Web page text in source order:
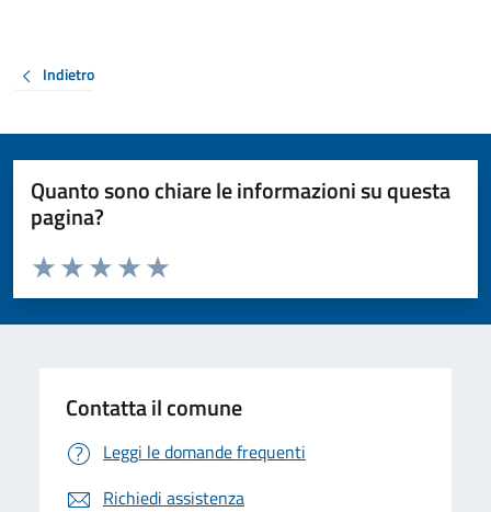
Indietro
Quanto sono chiare le informazioni su questa
pagina?
Valuta da 1 a 5 stelle la pagina
Valuta 5 stelle su 5
Valuta 4 stelle su 5
Valuta 3 stelle su 5
Valuta 2 stelle su 5
Valuta 1 stelle su 5
Contatta il comune
Leggi le domande frequenti
Richiedi assistenza